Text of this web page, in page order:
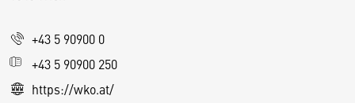
+43 5 90900 0
+43 5 90900 250
https://wko.at/